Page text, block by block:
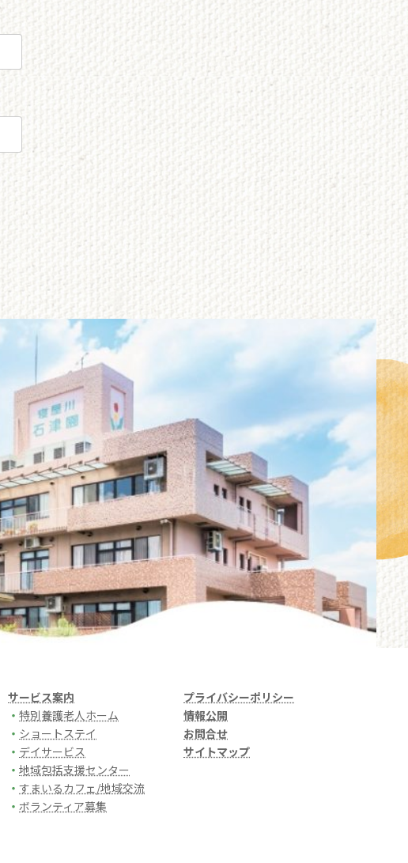
サービス案内
・特別養護老人ホーム
・ ショートステイ
・ デイサービス
・地域包括支援センター
・すまいるカフェ/地域交流
・ボランティア募集
プライバシーポリシー
情報公開
お問合せ
サイトマップ